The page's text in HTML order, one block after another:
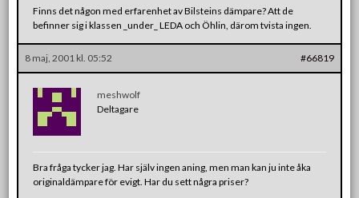
Finns det någon med erfarenhet av Bilsteins dämpare? Att de
befinner sig i klassen _under_ LEDA och Öhlin, därom tvista ingen.
8 maj, 2001 kl. 05:52 #66819
meshwolf
Deltagare
Bra fråga tycker jag. Har själv ingen aning, men man kan ju inte åka
originaldämpare för evigt. Har du sett några priser?